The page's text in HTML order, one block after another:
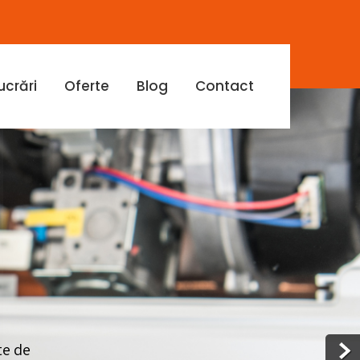
Oferte Blog Contact
de